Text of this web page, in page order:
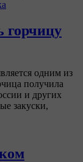
горчицу
одним из
получила
и других
закуски,